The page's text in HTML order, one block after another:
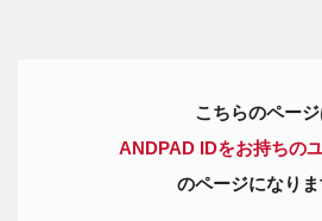
こちらのペー
ANDPAD IDをお持ちの
のページになりま